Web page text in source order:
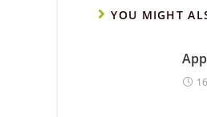
YOU MIGHT